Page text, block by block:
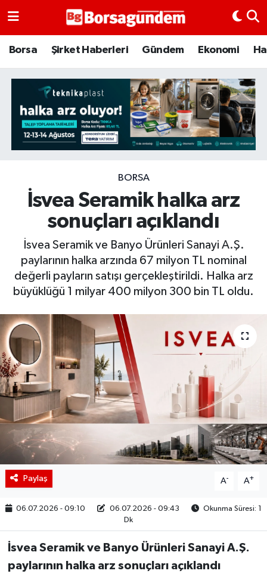
Borsa Şirket Haberleri Gündem Ekonomi
BORSA
İsvea Seramik halka arz
sonuçları açıklandı
İsvea Seramik ve Banyo Ürünleri Sanayi A.Ş.
paylarının halka arzında 67 milyon TL nominal
değerli payların satışı gerçekleştirildi. Halka arz
büyüklüğü 1 milyar 400 milyon 300 bin TL oldu.
Paylaş A- A+
06.07.2026 - 09:10 06.07.2026 - 09:43
Okunma Süresi: 1
Dk
İsvea Seramik ve Banyo Ürünleri Sanayi A.Ş.
paylarının halka arz sonuçları açıklandı
Borsa
Emtia
Galeri
Bitcoin
Şirket Haberleri
Borsa Gundem
BIST 100 Isı Haritası
Coin Isı Haritası
Ekonomik Takvim
Kiripto Para Piyasası
Gizlilik Sözleşmesi
Hakkımızda
İletişim